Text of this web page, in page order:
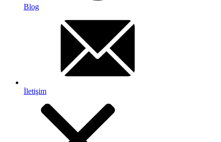
Blog
İletişim